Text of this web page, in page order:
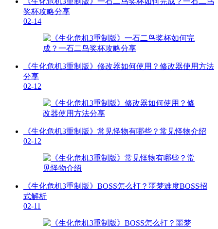
奖杯攻略分享
02-14
《生化危机3重制版》修改器如何使用？修改器使用方法
分享
02-12
《生化危机3重制版》常见怪物有哪些？常见怪物介绍
02-12
《生化危机3重制版》BOSS怎么打？噩梦难度BOSS招
式解析
02-11